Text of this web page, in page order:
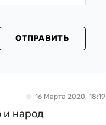
ОТПРАВИТЬ
16 Марта 2020, 18:19
и народ